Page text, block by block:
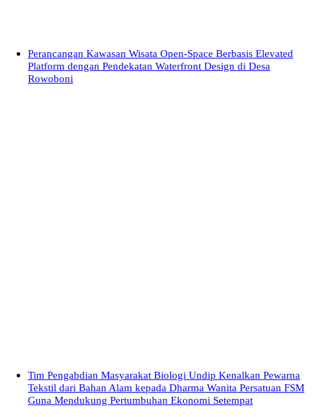
Perancangan Kawasan Wisata Open-Space Berbasis Elevated
Platform dengan Pendekatan Waterfront Design di Desa
Rowoboni
Tim Pengabdian Masyarakat Biologi Undip Kenalkan Pewarna
Tekstil dari Bahan Alam kepada Dharma Wanita Persatuan FSM
Guna Mendukung Pertumbuhan Ekonomi Setempat